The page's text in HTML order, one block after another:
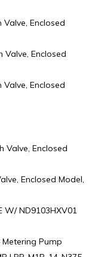
Valve, Enclosed
Valve, Enclosed
Valve, Enclosed
Valve, Enclosed
Enclosed Model,
W/ ND9103HXV01
Pump